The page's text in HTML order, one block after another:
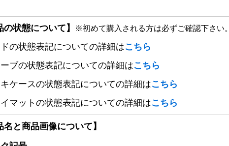
の状態について】 ※初めて購入される方は必ずご確認下さい。
の状態表記についての詳細はこちら
ブの状態表記についての詳細はこちら
ケースの状態表記についての詳細はこちら
マットの状態表記についての詳細はこちら
名と商品画像について】